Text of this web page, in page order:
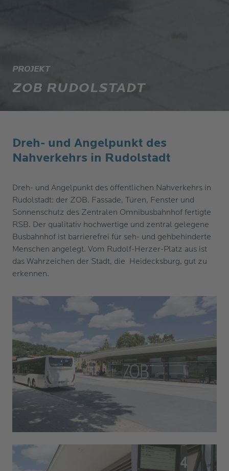
PROJEKT
ZOB RUDOLSTADT
​Dreh- und Angelpunkt des
Nahverkehrs in Rudolstadt
​Dreh- und Angelpunkt des öffentlichen Nahverkehrs in
Rudolstadt: der ZOB. Fassade, Türen, Fenster und
Sonnenschutz des Zentralen Omnibusbahnhof fertigte
RSB. Der qualitativ hochwertige und zentral gelegene
Busbahnhof ist barrierefrei für seh- und gehbehinderte
Menschen angelegt. Vom Rudolf-Herzer-Platz aus ist
das Wahrzeichen der Stadt, die Heidecksburg, gut zu
erkennen.